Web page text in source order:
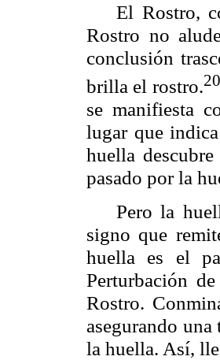
El Rostro,
Rostro no
conclusión
brilla el rostro.20
se manifiesta
lugar que
huella
pasado por la
Pero la
signo que
huella es el
Perturbación
Rostro.
asegurando
la huella. Así,